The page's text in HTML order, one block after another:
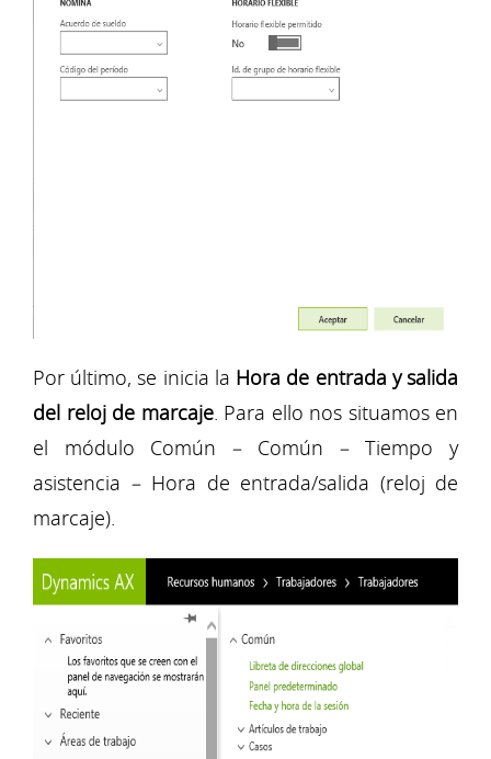
Por último, se inicia la Hora de entrada y salida
del reloj de marcaje. Para ello nos situamos en
el módulo Común – Común – Tiempo y
asistencia – Hora de entrada/salida (reloj de
marcaje).